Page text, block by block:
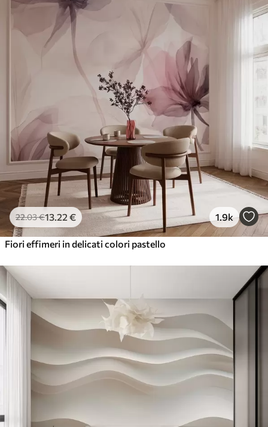
22.03€13 .22 € 1.9k
Fiori effimeri in delicati colori pastello